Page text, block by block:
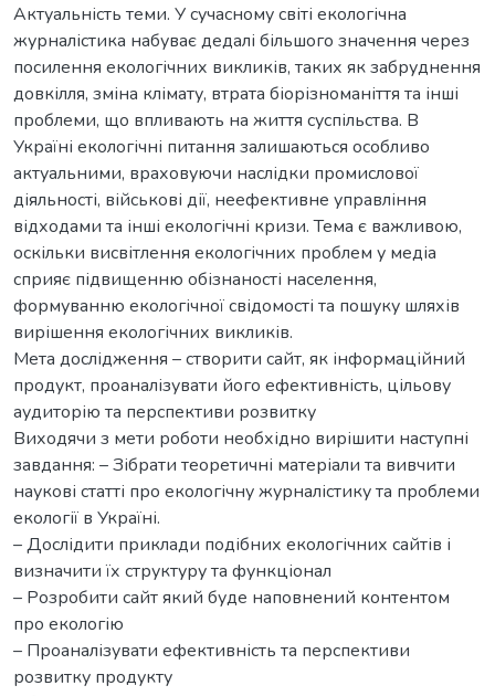
Актуальність теми. У сучасному світі екологічна
журналістика набуває дедалі більшого значення через
посилення екологічних викликів, таких як забруднення
довкілля, зміна клімату, втрата біорізноманіття та інші
проблеми, що впливають на життя суспільства. В
Україні екологічні питання залишаються особливо
актуальними, враховуючи наслідки промислової
діяльності, військові дії, неефективне управління
відходами та інші екологічні кризи. Тема є важливою,
оскільки висвітлення екологічних проблем у медіа
сприяє підвищенню обізнаності населення,
формуванню екологічної свідомості та пошуку шляхів
вирішення екологічних викликів.
Мета дослідження – створити сайт, як інформаційний
продукт, проаналізувати його ефективність, цільову
аудиторію та перспективи розвитку
Виходячи з мети роботи необхідно вирішити наступні
завдання: – Зібрати теоретичні матеріали та вивчити
наукові статті про екологічну журналістику та проблеми
екології в Україні.
– Дослідити приклади подібних екологічних сайтів і
визначити їх структуру та функціонал
– Розробити сайт який буде наповнений контентом
про екологію
– Проаналізувати ефективність та перспективи
розвитку продукту